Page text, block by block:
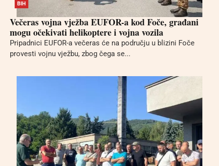
BIH
Večeras vojna vježba EUFOR-a kod Foče, građani
mogu očekivati helikoptere i vojna vozila
Pripadnici EUFOR-a večeras će na području u blizini Foče
provesti vojnu vježbu, zbog čega se...